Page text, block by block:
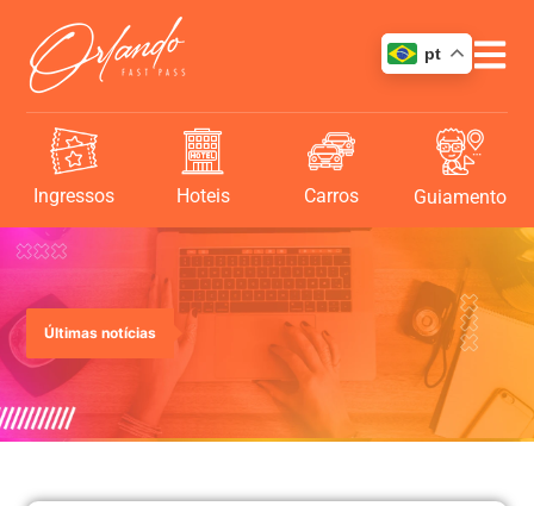
pt
Ingressos Hoteis Carros Guiamento
Últimas notícias